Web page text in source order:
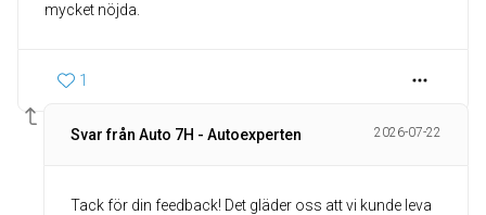
mycket nöjda.
1
Svar från Auto 7H - Autoexperten 2026-07-22
Tack för din feedback! Det gläder oss att vi kunde leva